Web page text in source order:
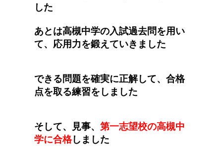
した
あとは高槻中学の入試過去問を用い
て、応用力を鍛えていきました
できる問題を確実に正解して、合格
点を取る練習をしました
そして、見事、 第一志望校の高槻中
学に合格しました